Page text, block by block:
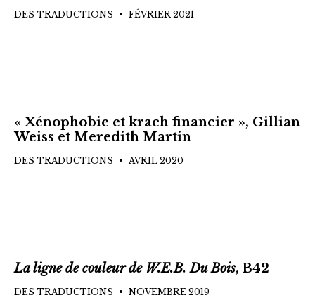
DES TRADUCTIONS FÉVRIER 2021
DES TRADUCTIONS AVRIL 2020
« Xénophobie et krach financier », Gillian
Weiss et Meredith Martin
DES TRADUCTIONS NOVEMBRE 2019
La ligne de couleur de W.E.B. Du Bois, B42